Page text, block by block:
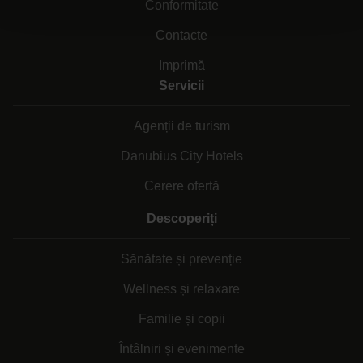
Conformitate
Contacte
Imprimă
Servicii
Agenții de turism
Danubius City Hotels
Cerere ofertă
Descoperiți
Sănătate și prevenție
Wellness și relaxare
Familie și copii
Întâlniri și evenimente